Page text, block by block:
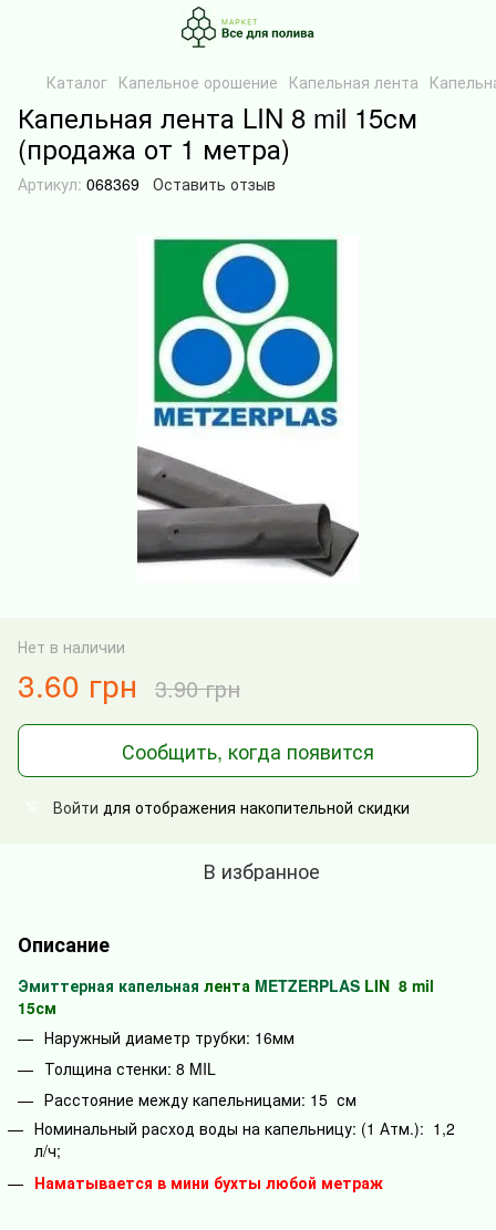
Каталог Капельное орошение Капельная лента
Капельная лента LIN 8 mil 15см
(продажа от 1 метра)
Артикул: 068369 Оставить отзыв
Нет в наличии
3.60 грн 3.90 грн
Сообщить, когда появится
Войти для отображения накопительной скидки
В избранное
Описание
Эмиттерная капельная лента METZERPLAS LIN 8 mil
15см
Наружный диаметр трубки: 16мм
Толщина стенки: 8 MIL
Расстояние между капельницами: 15 см
Номинальный расход воды на капельницу: (1 Атм.): 1,2
л/ч;
Наматывается в мини бухты любой метраж